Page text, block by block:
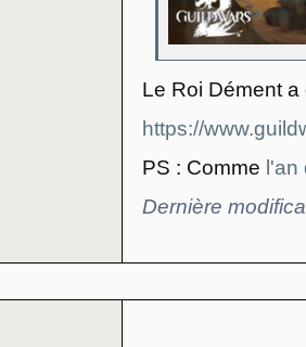
Le Roi Dément
https://
PS : Comme l'an
Dernière